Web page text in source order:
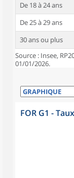
De 18 à 24 ans
De 25 à 29 ans
30 ans ou plus
Source : Insee,
01/01/2026.
FOR G1 -